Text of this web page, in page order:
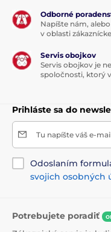
Minimálne rozmery
rozmery 110x100 cm.
Výhody
kvalitný a odolný
vynikajúce
prateľný
Nevýhody
Odborné
Napíšte nám,
v oblasti
Servis obojkov
Servis obojkov je
spoločnosti, ktorý
Prihláste sa do
Tu napíšte váš e-
Odoslaním
svojich osobných
Potrebujete poradiť